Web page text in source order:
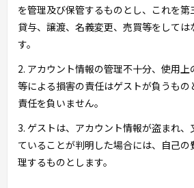
を管理及び保管するものとし、これを第
貸与、譲渡、名義変更、売買等をしては
す。
2. アカウント情報の管理不十分、使用
等による損害の責任はゲストが負うもの
責任を負いません。
3. ゲストは、アカウント情報が盗まれ
ていることが判明した場合には、自己
理するものとします。